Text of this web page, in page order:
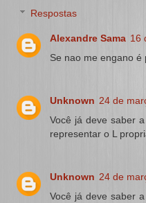
Respostas
Alexandre Sama 16
Se nao me engano é
Unknown 24 de
Você já deve saber
representar o L
Unknown 24 de
Você já deve saber